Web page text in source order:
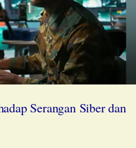
Serangan Siber dan